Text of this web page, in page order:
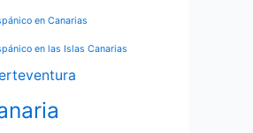
en Canarias
en las Islas Canarias